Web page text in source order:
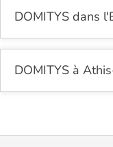
DOMITYS dans
DOMITYS à